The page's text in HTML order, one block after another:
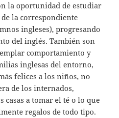
la oportunidad de estudiar
la correspondiente
ingleses), progresando
del inglés. También son
comportamiento y
inglesas del entorno,
felices a los niños, no
de los internados,
casas a tomar el té o lo que
regalos de todo tipo.